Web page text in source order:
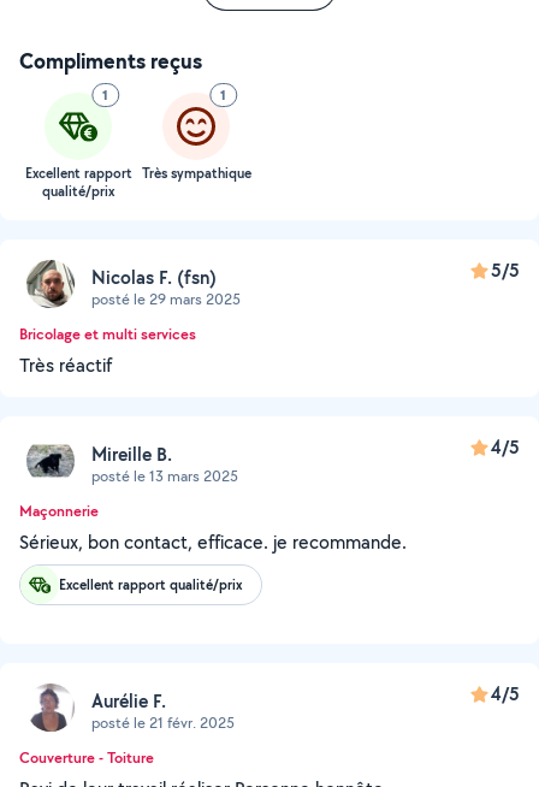
Compliments reçus
1
Excellent rapport
qualité/prix
1
Très sympathique
Nicolas F. (fsn)
posté le 29 mars 2025
5/5
Bricolage et multi services
Très réactif
Mireille B.
posté le 13 mars 2025
4/5
Maçonnerie
Sérieux, bon contact, efficace. je recommande.
Excellent rapport qualité/prix
Aurélie F.
posté le 21 févr. 2025
4/5
Couverture - Toiture